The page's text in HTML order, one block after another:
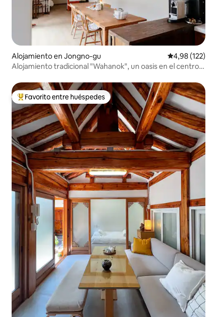
Alojamiento en Jongno-gu Calificación
4,98 (122)
Alojamiento tradicional "Wahanok", un oasis en el centro
Favorito entre los huéspedes más destacados
Favorito entre huéspedes